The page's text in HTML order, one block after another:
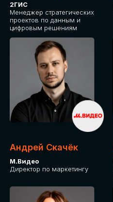
2ГИС
Менеджер стратегических
проектов по данным и
цифровым решениям
Андрей Скачёк
М.Видео
Директор по маркетингу